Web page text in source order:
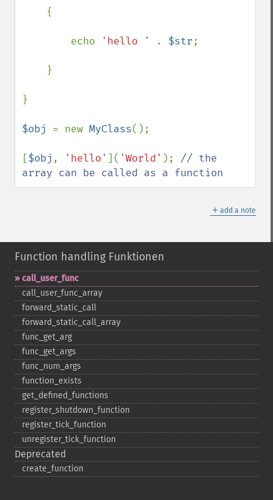
        echo
'hello ' . $str;
}
$obj = new MyClass();
[$obj , 'hello' ]( 'World' ); // the
array can be called as a function
＋ add a note
Function handling Funktionen
call_​user_​func
call_​user_​func_​array
forward_​static_​call
forward_​static_​call_​array
func_​get_​arg
func_​get_​args
func_​num_​args
function_​exists
get_​defined_​functions
register_​shutdown_​function
register_​tick_​function
unregister_​tick_​function
Deprecated
create_​function